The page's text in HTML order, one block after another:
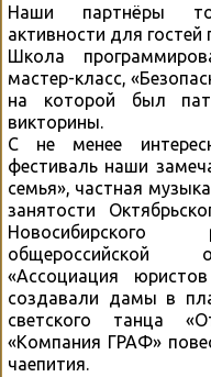
Наши партнёры
активности для гостей
Школа
мастер-класс,
на которой был
викторины.
С не менее
фестиваль наши
семья», частная
занятости
Новосибирского
общероссийской
«Ассоциация
создавали дамы в
светского танца
«Компания ГРАФ»
чаепития.